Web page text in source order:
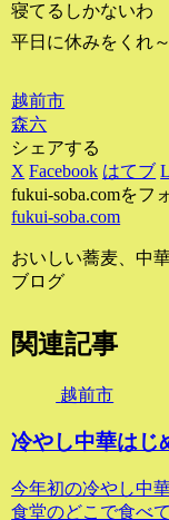
寝てるしかないわ
平日に休みをくれ～
越前市
森六
シェアする
X Facebook はてブ
fukui-soba.comをフ
fukui-soba.com
おいしい蕎麦、中
ブログ
関連記事
越前市
冷やし中華は
今年初の冷やし中
食堂のどこで食べ